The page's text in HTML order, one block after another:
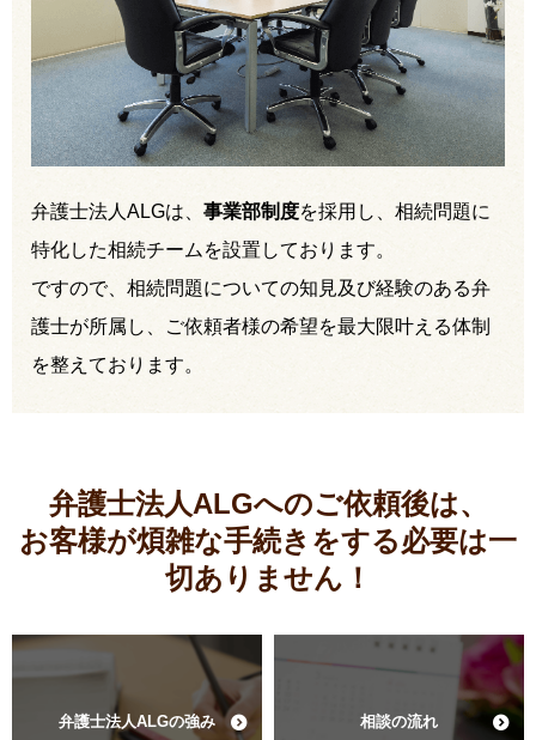
弁護士法人ALGは、 事業部制度を採用し、相続問題に
特化した相続チームを設置しております。
ですので、相続問題についての知見及び経験のある弁
護士が所属し、ご依頼者様の希望を最大限叶える体制
を整えております。
弁護士法人ALGへのご依頼後は、
お客様が煩雑な手続きをする必要は一
切ありません！
弁護士法人ALGの強み 相談の流れ